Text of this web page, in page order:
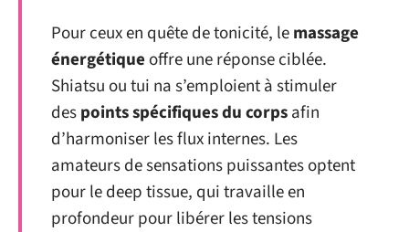
Pour ceux en quête de tonicité, lemassage
énergétique offre une réponse ciblée.
Shiatsu ou tui na s’emploient à stimuler
despoints spécifiques du corpsafin
d’harmoniser les flux internes. Les
amateurs de sensations puissantes optent
pour le deep tissue, qui travaille en
profondeur pour libérer les tensions